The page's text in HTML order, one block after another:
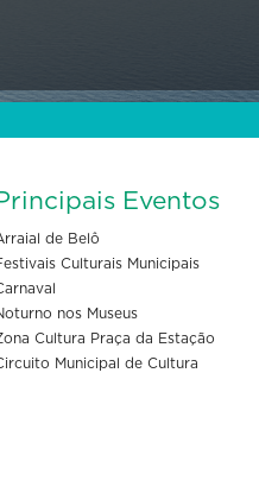
Eventos
de Belô
Culturais Municipais
nos Museus
Cultura Praça da Estação
Municipal de Cultura